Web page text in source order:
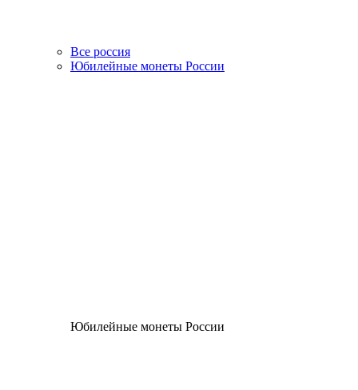
Все россия
Юбилейные монеты России
Юбилейные монеты России